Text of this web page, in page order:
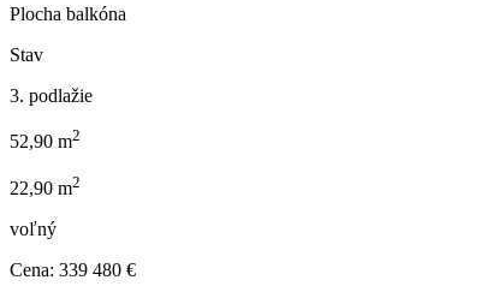
Plocha balkóna
Stav
3. podlažie
52,90 m2
22,90 m2
voľný
Cena: 339 480 €